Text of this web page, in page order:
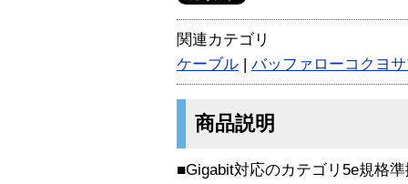
関連カテゴリ
ケーブル | バッファローコクヨ
商品説明
■Gigabit対応のカテゴリ5e規格